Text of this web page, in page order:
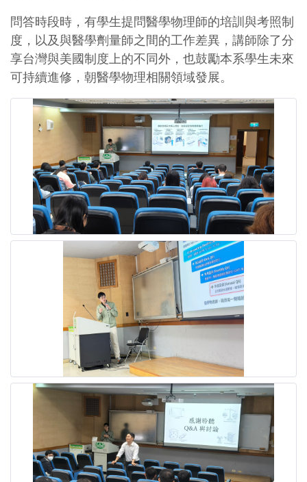
問答時段時，有學生提問醫學物理師的培訓與考照制
度，以及與醫學劑量師之間的工作差異，講師除了分
享台灣與美國制度上的不同外，也鼓勵本系學生未來
可持續進修，朝醫學物理相關領域發展。